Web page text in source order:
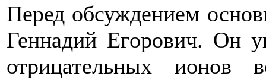
Перед обсуждением
Геннадий Егорович. Он
отрицательных ионов